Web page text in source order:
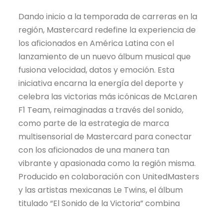
Dando inicio a la temporada de carreras en la
región, Mastercard redefine la experiencia de
los aficionados en América Latina con el
lanzamiento de un nuevo álbum musical que
fusiona velocidad, datos y emoción. Esta
iniciativa encarna la energía del deporte y
celebra las victorias más icónicas de McLaren
F1 Team, reimaginadas a través del sonido,
como parte de la estrategia de marca
multisensorial de Mastercard para conectar
con los aficionados de una manera tan
vibrante y apasionada como la región misma.
Producido en colaboración con UnitedMasters
y las artistas mexicanas Le Twins, el álbum
titulado “El Sonido de la Victoria” combina